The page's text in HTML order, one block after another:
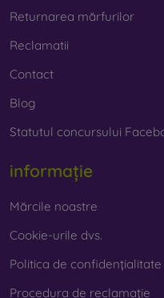
Returnarea mărfurilor
Reclamatii
Contact
Blog
Statutul concursului
informație
Mărcile noastre
Cookie-urile dvs.
Politica de confidențialitate
Procedura de reclamație